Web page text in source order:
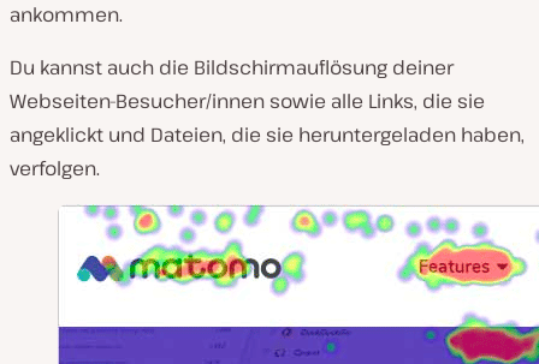
ankommen.
Du kannst auch die Bildschirmauflösung deiner
Webseiten-Besucher/innen sowie alle Links, die sie
angeklickt und Dateien, die sie heruntergeladen haben,
verfolgen.